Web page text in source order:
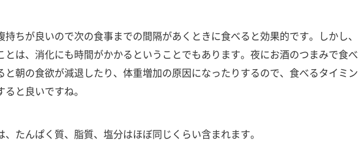
持ちが良いので次の食事までの間隔があくときに食べると効果的です。しかし、
とは、消化にも時間がかかるということでもあります。夜にお酒のつまみで食べ
と朝の食欲が減退したり、体重増加の原因になったりするので、食べるタイミン
と良いですね。
、たんぱく質、脂質、塩分はほぼ同じくらい含まれます。